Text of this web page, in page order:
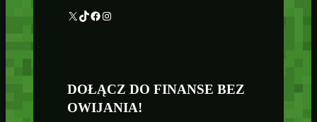
X TikTok Facebook Instagram
DOŁĄCZ DO FINANSE BEZ
OWIJANIA!